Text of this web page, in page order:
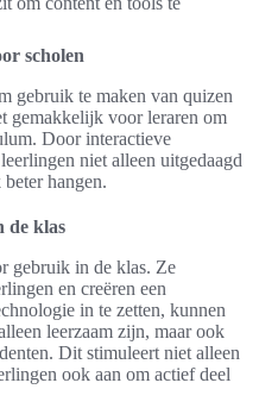
scholen
gebruik te maken van quizen
gemakkelijk voor leraren om
Door interactieve
niet alleen uitgedaagd
hangen.
de klas
gebruik in de klas. Ze
en creëren een
in te zetten, kunnen
leerzaam zijn, maar ook
Dit stimuleert niet alleen
ook aan om actief deel